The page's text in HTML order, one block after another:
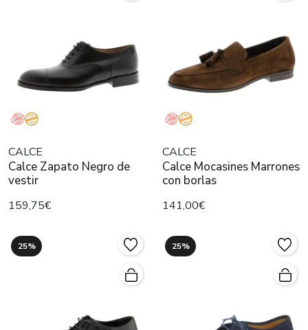
CALCE
Calce Zapato Negro de
vestir
159,75€
CALCE
Calce Mocasines Marrones
con borlas
141,00€
25% 25%